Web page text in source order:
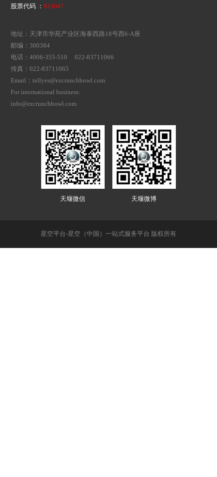
股票代码 ：833047
地址：天津市华苑产业区海泰西路18号西6-A座
邮编：300384
电话：4006-355-510 022-83711066
传真：022-83711065
Email：tellyes@ezcrunchbowl.com
For international business:
info@ezcrunchbowl.com
天堰微信 天堰微博
星空平台-星空（中国）一站式服务平台 版权所有